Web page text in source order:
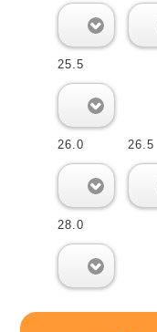
25.5
26.0 26.5
28.0